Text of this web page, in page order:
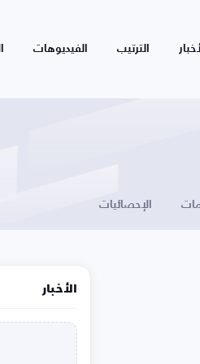
الترتيب الفيديوهات
الإحصائيات
الأخبار